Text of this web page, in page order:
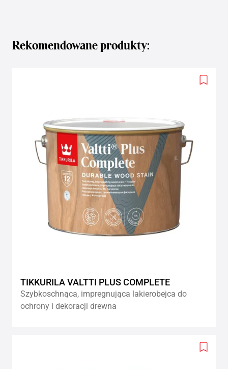
Rekomendowane produkty:
Add
TIKKURILA VALTTI PLUS COMPLETE
Szybkoschnąca, impregnująca lakierobejca do
ochrony i dekoracji drewna
Add